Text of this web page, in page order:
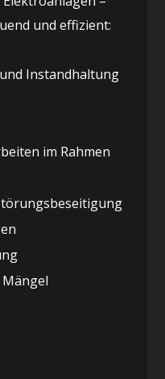
und effizient:
Instandhaltung
im Rahmen